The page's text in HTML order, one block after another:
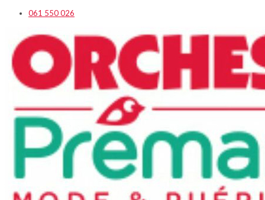
061 550 026